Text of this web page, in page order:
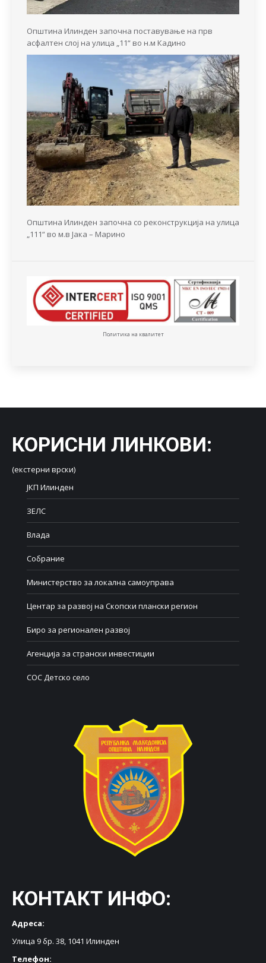
Општина Илинден започна поставување на прв
асфалтен слој на улица „11“ во н.м Кадино
Општина Илинден започна со реконструкција на улица
„111“ во м.в Јака – Марино
Политика на квалитет
КОРИСНИ ЛИНКОВИ:
(екстерни врски)
ЈКП Илинден
ЗЕЛС
Влада
Собрание
Министерство за локална самоуправа
Центар за развој на Скопски плански регион
Биро за регионален развој
Агенција за странски инвестиции
СОС Детско село
КОНТАКТ ИНФО:
Адреса:
Улица 9 бр. 38, 1041 Илинден
Телефон: